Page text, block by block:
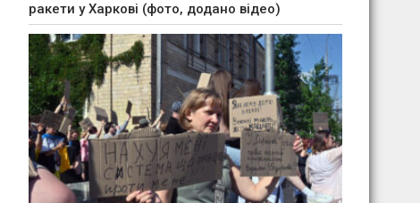
ракети у Харкові (фото, додано відео)